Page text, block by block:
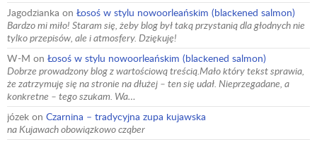
Jagodzianka on Łosoś w stylu nowoorleańskim (blackened salmon)
Bardzo mi miło! Staram się, żeby blog był taką przystanią dla głodnych nie
tylko przepisów, ale i atmosfery. Dziękuję!
W-M on Łosoś w stylu nowoorleańskim (blackened salmon)
Dobrze prowadzony blog z wartościową treścią.Mało który tekst sprawia,
że zatrzymuję się na stronie na dłużej – ten się udał. Nieprzegadane, a
konkretne – tego szukam. Wa…
józek on Czarnina – tradycyjna zupa kujawska
na Kujawach obowiązkowo cząber